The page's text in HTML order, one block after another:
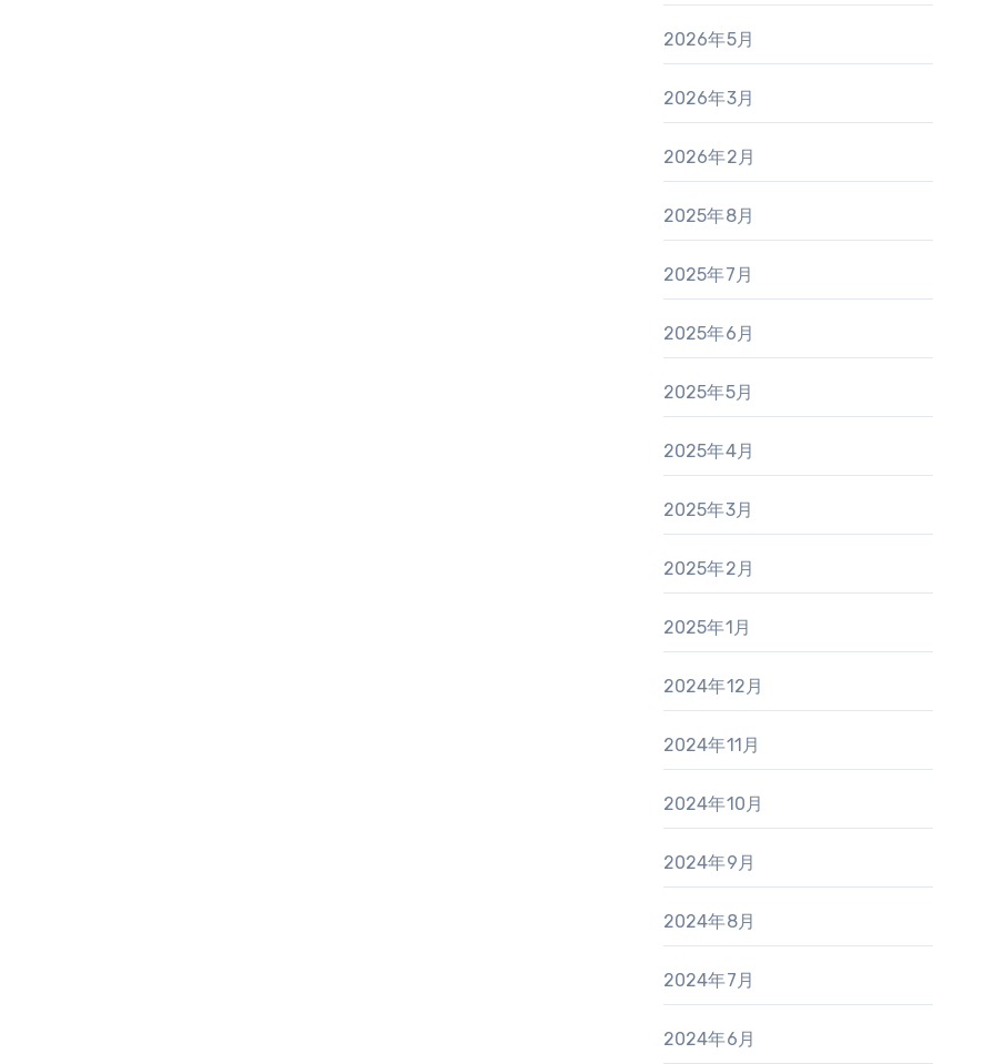
2026年5月
2026年3月
2026年2月
2025年8月
2025年7月
2025年6月
2025年5月
2025年4月
2025年3月
2025年2月
2025年1月
2024年12月
2024年11月
2024年10月
2024年9月
2024年8月
2024年7月
2024年6月